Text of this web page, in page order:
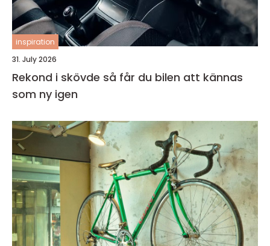
inspiration
31. July 2026
Rekond i skövde så får du bilen att kännas
som ny igen